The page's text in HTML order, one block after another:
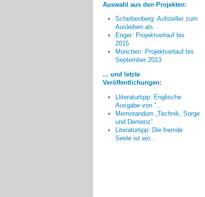
Auswahl aus den Projekten:
Scheibenberg: Aufsteller zum
Ausleihen als...
Enger: Projektverlauf bis
2015
München: Projektverlauf bis
September 2013
... und letzte
Veröffentlichungen:
Lliteraturtipp: Englische
Ausgabe von "...
Memorandum „Technik, Sorge
und Demenz“
Literaturtipp: Die fremde
Seele ist ein...
[... es ist] zu hoffen, dass in
den konmmenden Jahren die
besonderen Bedarfe alter und
demenzbetroffener Menschen auch
bei der Stadtplanung
Berücksichtigung finden.
Manfred Schnabel, Hofheim